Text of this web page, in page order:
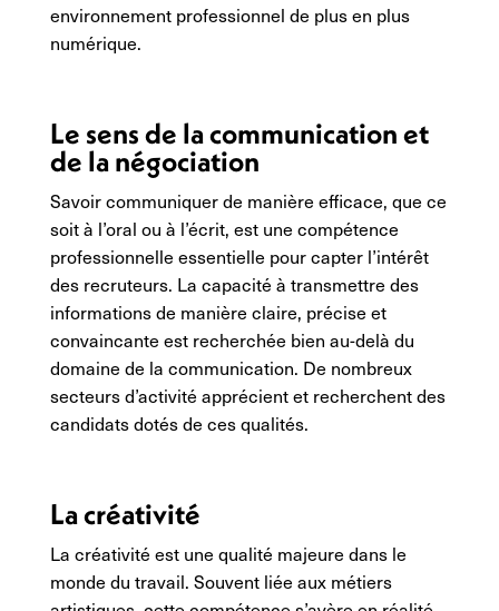
environnement professionnel de plus en plus
numérique.
Le sens de la communication et
de la négociation
Savoir communiquer de manière efficace, que ce
soit à l’oral ou à l’écrit, est une compétence
professionnelle essentielle pour capter l’intérêt
des recruteurs. La capacité à transmettre des
informations de manière claire, précise et
convaincante est recherchée bien au-delà du
domaine de la communication. De nombreux
secteurs d’activité apprécient et recherchent des
candidats dotés de ces qualités.
La créativité
La créativité est une qualité majeure dans le
monde du travail. Souvent liée aux métiers